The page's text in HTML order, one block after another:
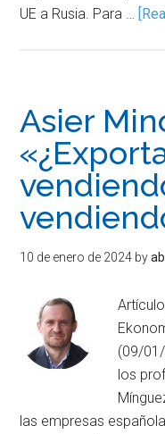
UE a Rusia. Para …
Asier
10 de enero de 2024 by
(09/
los
las empresas